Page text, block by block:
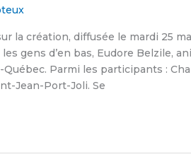
la création, diffusée le mardi 25
gens d’en bas, Eudore Belzile,
Québec. Parmi les participants :
Jean-Port-Joli. Se